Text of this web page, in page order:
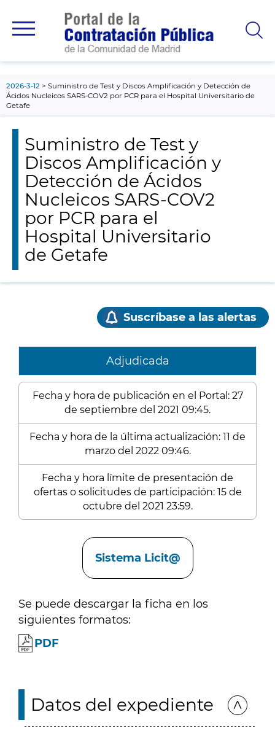
principal
2026-3-12
Suministro de Test y Discos Amplificación y Detección de
Ácidos Nucleicos SARS-COV2 por PCR para el Hospital Universitario de
Getafe
Suministro de Test y
Discos Amplificación y
Detección de Ácidos
Nucleicos SARS-COV2
por PCR para el
Hospital Universitario
de Getafe
Suscríbase a las alertas
Adjudicada
Fecha y hora de publicación en el Portal: 27
de septiembre del 2021 09:45.
Fecha y hora de la última actualización: 11 de
marzo del 2022 09:46.
Fecha y hora límite de presentación de
ofertas o solicitudes de participación: 15 de
octubre del 2021 23:59.
Sistema Licit@
Se puede descargar la ficha en los
siguientes formatos:
PDF
Datos del expediente